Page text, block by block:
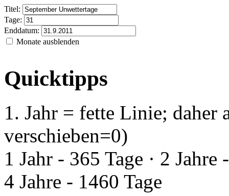
Titel:
Tage:
Enddatum:
Monate ausblenden
Quicktipps
1. Jahr = fette Linie; daher
verschieben=0)
1 Jahr - 365 Tage · 2 Jahre
4 Jahre - 1460 Tage